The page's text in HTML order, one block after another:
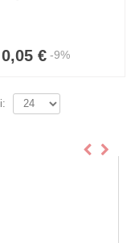
0,05 € -9%